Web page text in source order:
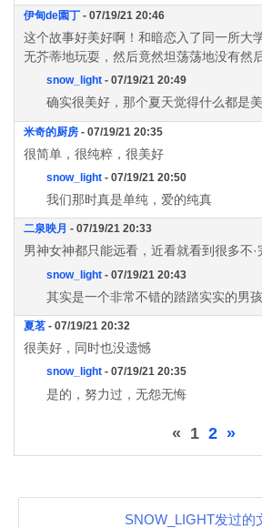
伊甸de園丁 - 07/19/21 20:46
这个故事好美好啊！和暗恋入了同一所大
无芥蒂地玩耍，然后竟然坦荡荡地没有然
snow_light - 07/19/21 20:49
确实很美好，那个夏天觉得什么都是美
米奇的厨房 - 07/19/21 20:35
很简单，很纯粹，很美好
snow_light - 07/19/21 20:50
我们那时真是单纯，爱的纯真
二泉映月 - 07/19/21 20:33
男神女神都只能远看，近看就看到很多不·
snow_light - 07/19/21 20:43
其实是一个非常不错的踏踏实实的男孩
夏茗 - 07/19/21 20:32
很美好，同时也没遗憾
snow_light - 07/19/21 20:35
是的，努力过，无怨无悔
« 1 2 »
SNOW_LIGHT发过的